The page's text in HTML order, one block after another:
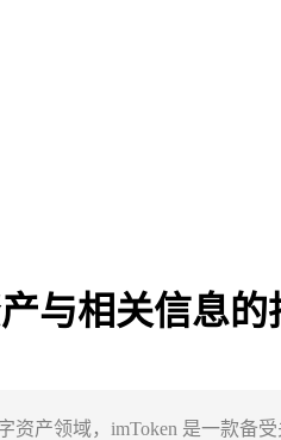
与相关信息的
产领域，imToken 是一款备